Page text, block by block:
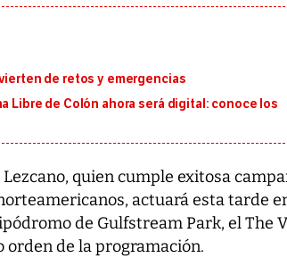
de retos y emergencias
Libre de Colón ahora será digital: conoce los
quien cumple exitosa
actuará esta tarde
de Gulfstream Park, el The
orden de la programación.
al sur de Japón, provocando